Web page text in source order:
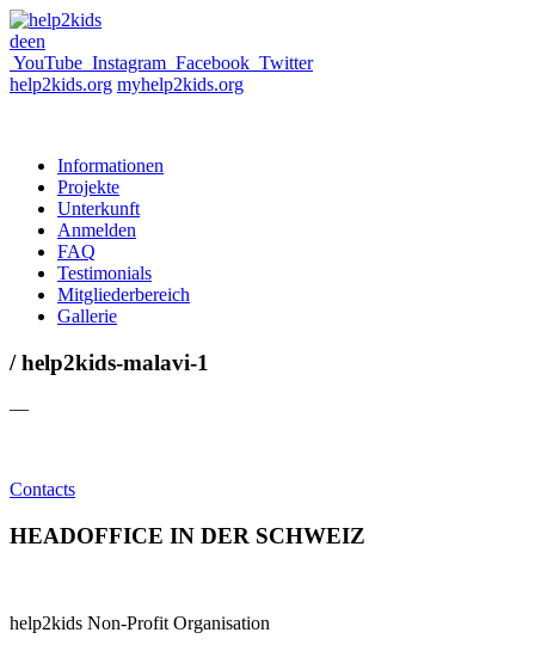
deen
YouTube Instagram Facebook Twitter
help2kids.org myhelp2kids.org
Informationen
Projekte
Unterkunft
Anmelden
FAQ
Testimonials
Mitgliederbereich
Gallerie
/ help2kids-malavi-1
—
Contacts
HEADOFFICE IN DER SCHWEIZ
help2kids Non-Profit Organisation